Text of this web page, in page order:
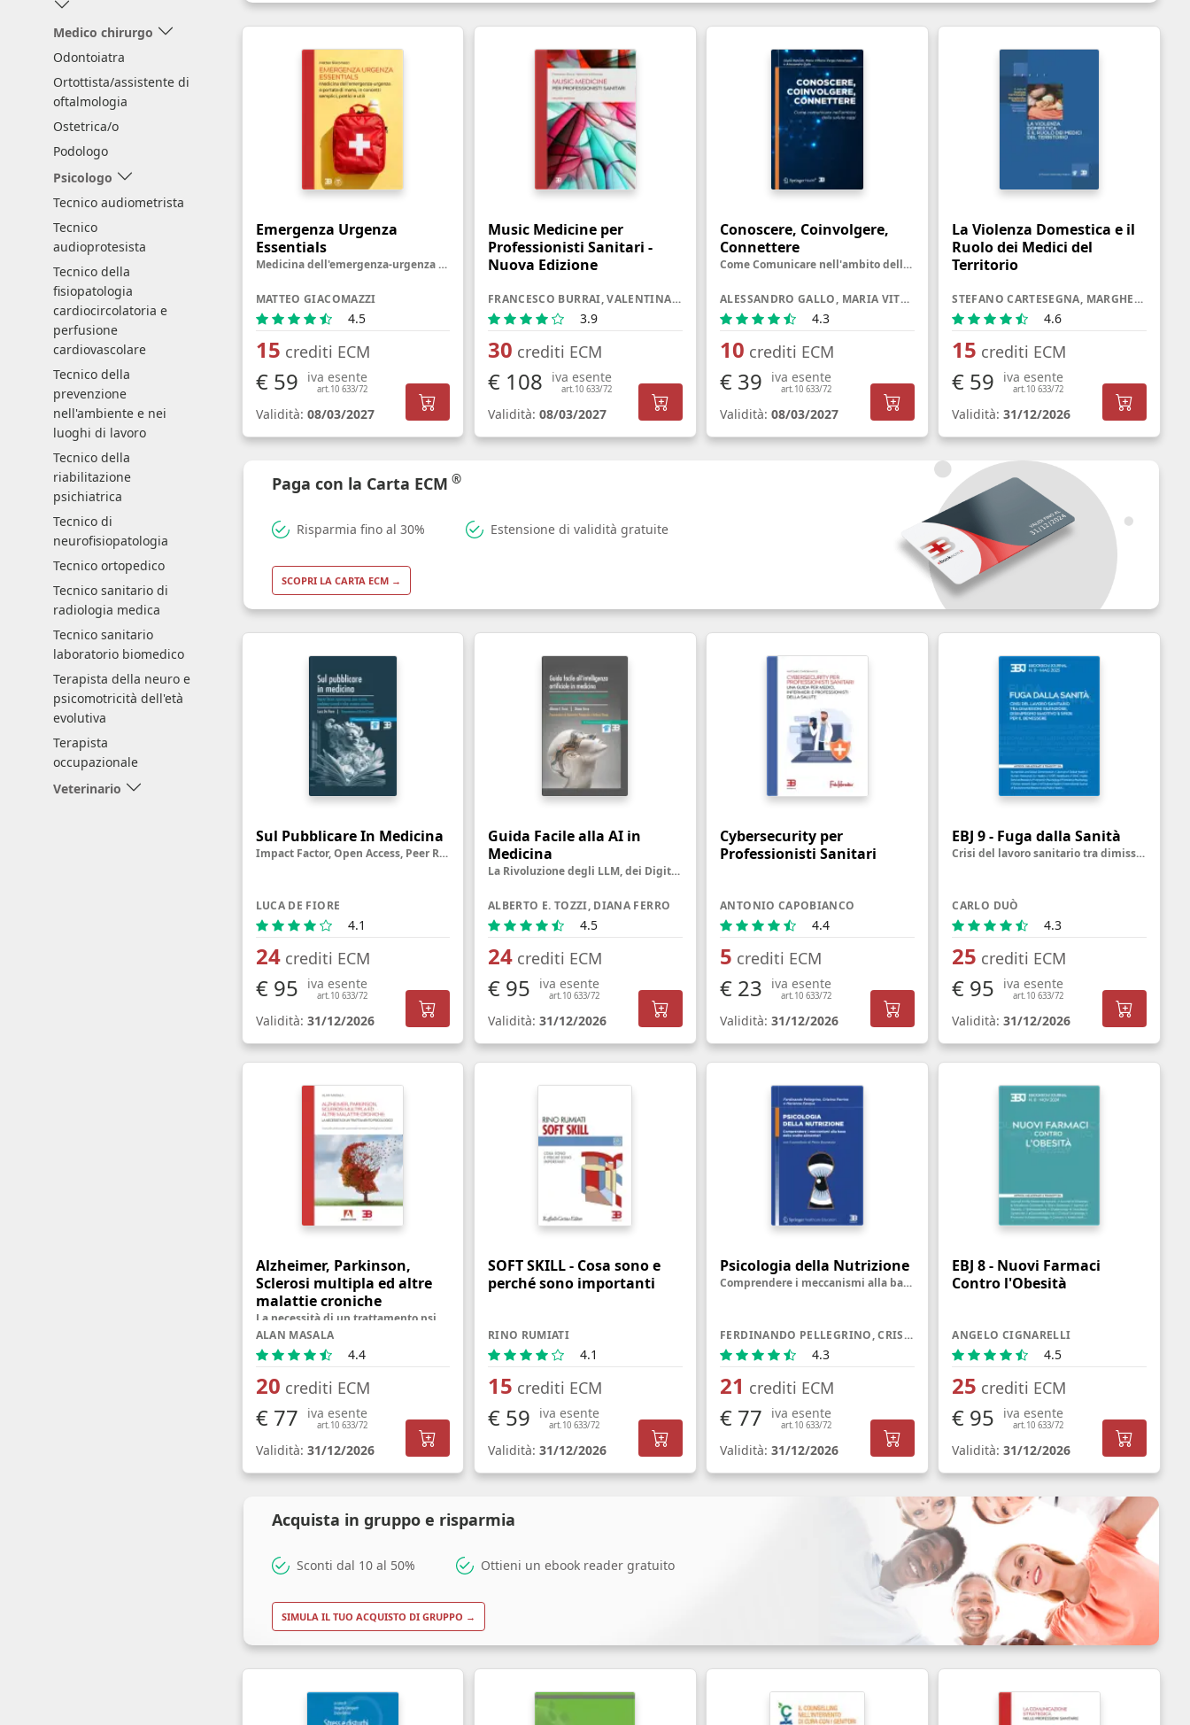
Medico chirurgo
Odontoiatra
Ortottista/assistente di
oftalmologia
Ostetrica/o
Podologo
Psicologo
Tecnico audiometrista
Tecnico
audioprotesista
Tecnico della
fisiopatologia
cardiocircolatoria e
perfusione
cardiovascolare
Tecnico della
prevenzione
nell'ambiente e nei
luoghi di lavoro
Tecnico della
riabilitazione
psichiatrica
Tecnico di
neurofisiopatologia
Tecnico ortopedico
Tecnico sanitario di
radiologia medica
Tecnico sanitario
laboratorio biomedico
Terapista della neuro e
psicomotricità dell'età
evolutiva
Terapista
occupazionale
Veterinario
Emergenza Urgenza
Essentials
Medicina dell'emergenza-urgenza a portata di mano, in concetti semplici, pratici e utili
MATTEO GIACOMAZZI
4.5
15 crediti ECM
€ 59 iva esente
art.10 633/72
Validità: 08/03/2027
Music Medicine per
Professionisti Sanitari -
Nuova Edizione
FRANCESCO BURRAI, VALENTINA MICHELUZZI
3.9
30 crediti ECM
€ 108 iva esente
art.10 633/72
Validità: 08/03/2027
Conoscere, Coinvolgere,
Connettere
Come Comunicare nell'ambito della Salute oggi
ALESSANDRO GALLO, MARIA VITTORIA VERGA FALZACAPPA, GIULIA RANCATI
4.3
10 crediti ECM
€ 39 iva esente
art.10 633/72
Validità:08/03/2027
La Violenza Domestica e il
Ruolo dei Medici del
Territorio
STEFANO CARTESEGNA, MARGHERITA SARACENO
4.6
15 crediti ECM
€ 59 iva esente
art.10 633/72
Validità:31/12/2026
Sul Pubblicare In Medicina
Impact Factor, Open Access, Peer Review, Predatory Journal e altre creature misteriose
LUCA DE FIORE
4.1
24crediti ECM
€ 95 iva esente
art.10 633/72
Validità: 31/12/2026
Guida Facile alla AI in
Medicina
La Rivoluzione degli LLM, dei Digital Twin e degli Agenti Intelligenti
ALBERTO E. TOZZI, DIANA FERRO
4.5
24crediti ECM
€ 95 iva esente
art.10 633/72
Validità: 31/12/2026
Cybersecurity per
Professionisti Sanitari
ANTONIO CAPOBIANCO
4.4
5 crediti ECM
€ 23 iva esente
art.10 633/72
Validità:31/12/2026
EBJ 9 - Fuga dalla Sanità
Crisi del lavoro sanitario tra dimissioni silenziose, disimpegno emotivo e sfide per il benessere
CARLO DUÒ
4.3
25 crediti ECM
€ 95 iva esente
art.10 633/72
Validità:31/12/2026
Alzheimer, Parkinson,
Sclerosi multipla ed altre
malattie croniche
ALAN MASALA
4.4
20 crediti ECM
€ 77 iva esente
art.10 633/72
Validità: 31/12/2026
SOFT SKILL - Cosa sono e
perché sono importanti
RINO RUMIATI
4.1
15 crediti ECM
€ 59 iva esente
art.10 633/72
Validità: 31/12/2026
Psicologia della Nutrizione
Comprendere i meccanismi alla base delle scelte alimentari
FERDINANDO PELLEGRINO, CRISTINA PARRINO, MARIANNA PASQUA
4.3
21 crediti ECM
€ 77 iva esente
art.10 633/72
Validità:31/12/2026
EBJ 8 - Nuovi Farmaci
Contro l'Obesità
ANGELO CIGNARELLI
4.5
25 crediti ECM
€ 95 iva esente
art.10 633/72
Validità:31/12/2026
Paga con la Carta ECM ®
Risparmia fino al 30% Estensione di validità gratuite
SCOPRI LA CARTA ECM →
Acquista in gruppo e risparmia
Sconti dal 10 al 50% Ottieni un ebook reader gratuito
SIMULA IL TUO ACQUISTO DI GRUPPO →